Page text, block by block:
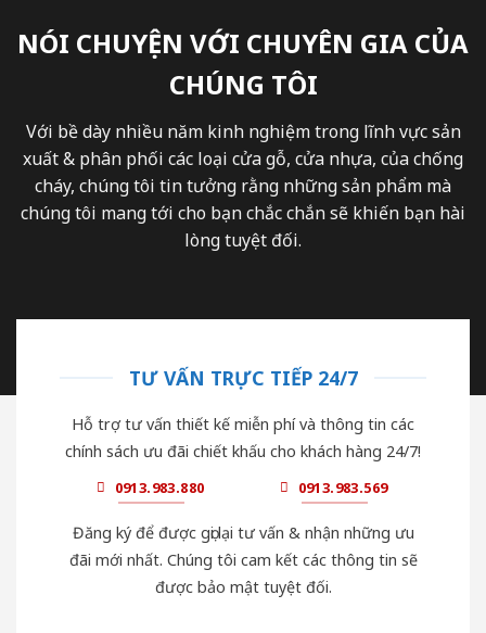
NÓI CHUYỆN VỚI CHUYÊN GIA CỦA
CHÚNG TÔI
Với bề dày nhiều năm kinh nghiệm trong lĩnh vực sản
xuất & phân phối các loại cửa gỗ, cửa nhựa, của chống
cháy, chúng tôi tin tưởng rằng những sản phẩm mà
chúng tôi mang tới cho bạn chắc chắn sẽ khiến bạn hài
lòng tuyệt đối.
TƯ VẤN TRỰC TIẾP 24/7
Hỗ trợ tư vấn thiết kế miễn phí và thông tin các
chính sách ưu đãi chiết khấu cho khách hàng 24/7!
0913.983.880 0913.983.569
Đăng ký để được gọi lại tư vấn & nhận những ưu
đãi mới nhất. Chúng tôi cam kết các thông tin sẽ
được bảo mật tuyệt đối.